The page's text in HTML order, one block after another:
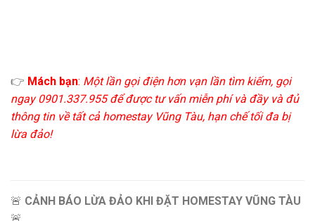
👉 Mách bạn: Một lần gọi điện hơn vạn lần tìm kiếm, gọi
ngay 0901.337.955 để được tư vấn miễn phí và đầy và đủ
thông tin về tất cả homestay Vũng Tàu, hạn chế tối đa bị
lừa đảo!
🚨 CẢNH BÁO LỪA ĐẢO KHI ĐẶT HOMESTAY VŨNG TÀU